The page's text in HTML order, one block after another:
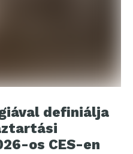
definiálja
os CES-en